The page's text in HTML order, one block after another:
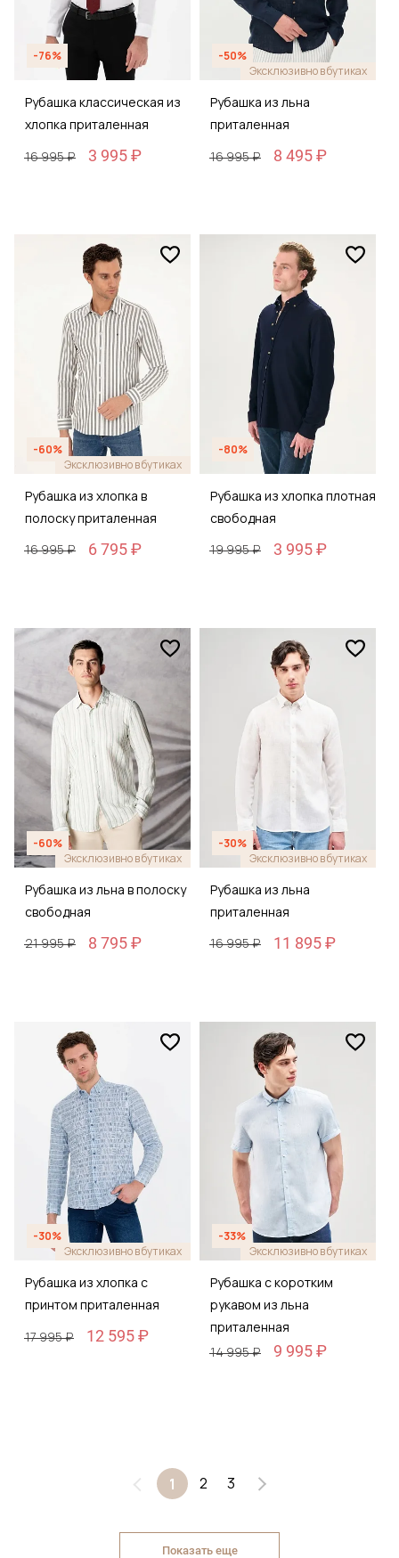
-76%
Рубашка классическая из
хлопка приталенная
16 995 ₽
3 995 ₽
-50%
Эксклюзивно в бутиках
Рубашка из льна
приталенная
16 995 ₽
8 495 ₽
-60%
Эксклюзивно в бутиках
Рубашка из хлопка в
полоску приталенная
16 995 ₽
6 795 ₽
-80%
Рубашка из хлопка плотная
свободная
19 995 ₽
3 995 ₽
-60%
Эксклюзивно в бутиках
Рубашка из льна в полоску
свободная
21 995 ₽
8 795 ₽
-30%
Эксклюзивно в бутиках
Рубашка из льна
приталенная
16 995 ₽
11 895 ₽
-30%
Эксклюзивно в бутиках
Рубашка из хлопка с
принтом приталенная
17 995 ₽
12 595 ₽
-33%
Эксклюзивно в бутиках
Рубашка с коротким
рукавом из льна
приталенная
14 995 ₽
9 995 ₽
1 2 3
Показать еще